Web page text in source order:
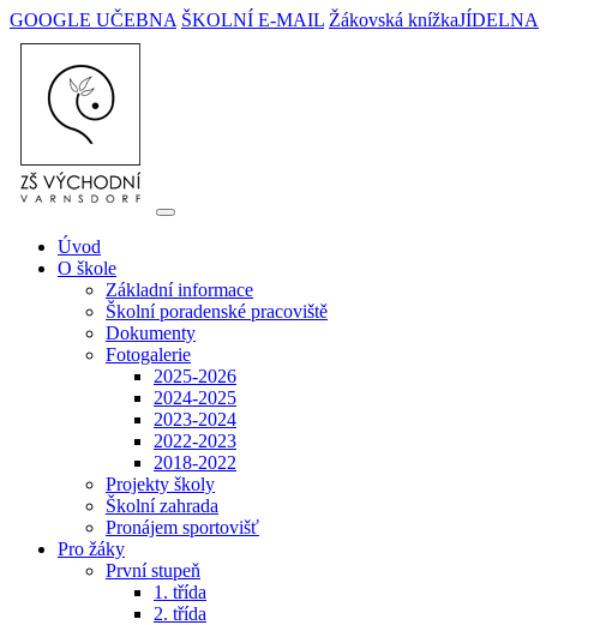
GOOGLE UČEBNA ŠKOLNÍ E-MAIL Žákovská knížkaJÍDELNA
Úvod
O škole
Základní informace
Školní poradenské pracoviště
Dokumenty
Fotogalerie
2025-2026
2024-2025
2023-2024
2022-2023
2018-2022
Projekty školy
Školní zahrada
Pronájem sportovišť
Pro žáky
První stupeň
1. třída
2. třída